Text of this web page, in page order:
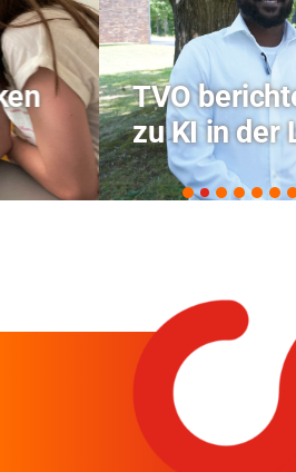
TVO berichtet über
zu KI in der